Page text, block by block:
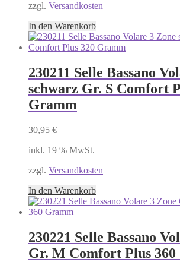
zzgl. Versandkosten
In den Warenkorb
230211 Selle Bassano
schwarz Gr. S Comfort
Gramm
30,95 €
inkl. 19 % MwSt.
zzgl. Versandkosten
In den Warenkorb
230221 Selle Bassano
Gr. M Comfort Plus